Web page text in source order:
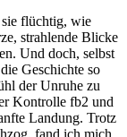
flüchtig, wie
strahlende Blicke
Und doch, selbst
Geschichte so
der Unruhe zu
Kontrolle fb2 und
Landung. Trotz
fand ich mich